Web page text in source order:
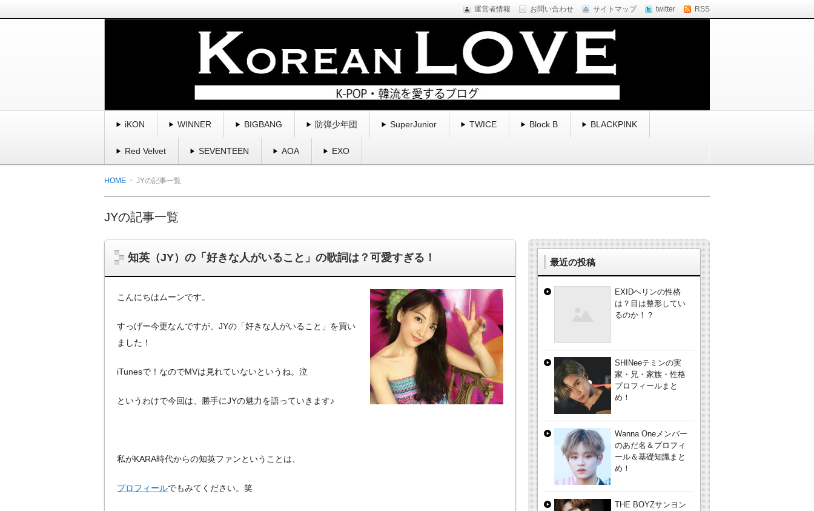
運営者情報 お問い合わせ サイトマップ twitter RSS
K-POP・韓国を愛する | コリアンラブ
曲・スキャンダル・魅力を紹介していくブログ。
iKON WINNER BIGBANG 防弾少年団 SuperJunior TWICE Block B BLACKPINK
Red Velvet SEVENTEEN AOA EXO
HOME JYの記事一覧
JYの記事一覧
知英（JY）の「好きな人がいること」の歌詞は？可愛すぎる！
こんにちはムーンです。
すっげー今更なんですが、JYの「好きな人がいること」を買い
ました！
iTunesで！なのでMVは見れていないというね。泣
というわけで今回は、勝手にJYの魅力を語っていきます♪
私がKARA時代からの知英ファンということは、
プロフィールでもみてください。笑
最近の投稿
EXIDヘリンの性格
は？目は整形してい
るのか！？
SHINeeテミンの実
家・兄・家族・性格
プロフィールまと
め！
Wanna Oneメンバー
のあだ名＆プロフィ
ール＆基礎知識まと
め！
THE BOYZサンヨン